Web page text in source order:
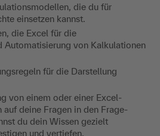
die du für
einsetzen kannst.
die Excel für die
Automatisierung von Kalkulationen
für die Darstellung
von einem oder einer Excel-
deine Fragen in den Frage-
du dein Wissen gezielt
und vertiefen.